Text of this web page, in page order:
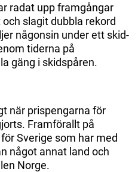
radat upp framgångar
slagit dubbla rekord
någonsin under ett skid-
tiderna på
gäng i skidspåren.
när prispengarna för
Framförallt på
Sverige som har med
något annat land och
Norge.